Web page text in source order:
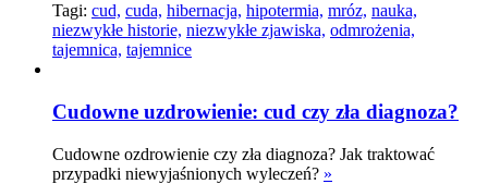
Tagi: cud, cuda, hibernacja, hipotermia, mróz, nauka,
niezwykłe historie, niezwykłe zjawiska, odmrożenia,
tajemnica, tajemnice
Cudowne uzdrowienie: cud czy zła diagnoza?
Cudowne ozdrowienie czy zła diagnoza? Jak traktować
przypadki niewyjaśnionych wyleczeń? »